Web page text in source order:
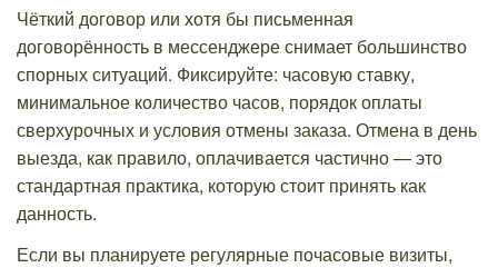
Чёткий договор или хотя бы письменная
договорённость в мессенджере снимает большинство
спорных ситуаций. Фиксируйте: часовую ставку,
минимальное количество часов, порядок оплаты
сверхурочных и условия отмены заказа. Отмена в день
выезда, как правило, оплачивается частично — это
стандартная практика, которую стоит принять как
данность.
Если вы планируете регулярные почасовые визиты,